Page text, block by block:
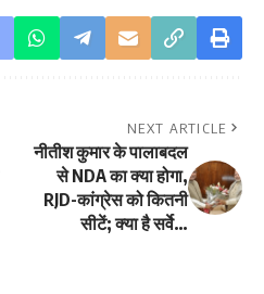
NEXT ARTICLE
नीतीश कुमार के पालाबदल
से NDA का क्या होगा,
RJD-कांग्रेस को कितनी
सीटें; क्या है सर्वे…